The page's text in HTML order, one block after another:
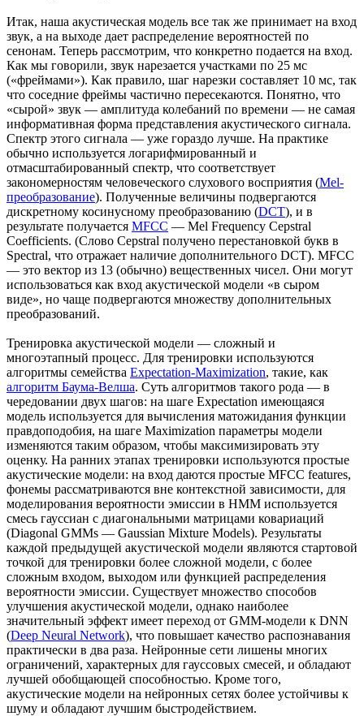
Итак, наша акустическая модель все так же принимает на вход
звук, а на выходе дает распределение вероятностей по
сенонам. Теперь рассмотрим, что конкретно подается на вход.
Как мы говорили, звук нарезается участками по 25 мс
(«фреймами»). Как правило, шаг нарезки составляет 10 мс, так
что соседние фреймы частично пересекаются. Понятно, что
«сырой» звук — амплитуда колебаний по времени — не самая
информативная форма представления акустического сигнала.
Спектр этого сигнала — уже гораздо лучше. На практике
обычно используется логарифмированный и
отмасштабированный спектр, что соответствует
закономерностям человеческого слухового восприятия (Mel-
преобразование). Полученные величины подвергаются
дискретному косинусному преобразованию (DCT), и в
результате получается MFCC — Mel Frequency Cepstral
Coefficients. (Слово Cepstral получено перестановкой букв в
Spectral, что отражает наличие дополнительного DCT). MFCC
— это вектор из 13 (обычно) вещественных чисел. Они могут
использоваться как вход акустической модели «в сыром
виде», но чаще подвергаются множеству дополнительных
преобразований.
Тренировка акустической модели — сложный и
многоэтапный процесс. Для тренировки используются
алгоритмы семейства Expectation-Maximization, такие, как
алгоритм Баума-Велша. Суть алгоритмов такого рода — в
чередовании двух шагов: на шаге Expectation имеющаяся
модель используется для вычисления матожидания функции
правдоподобия, на шаге Maximization параметры модели
изменяются таким образом, чтобы максимизировать эту
оценку. На ранних этапах тренировки используются простые
акустические модели: на вход даются простые MFCC features,
фонемы рассматриваются вне контекстной зависимости, для
моделирования вероятности эмиссии в HMM используется
смесь гауссиан с диагональными матрицами ковариаций
(Diagonal GMMs — Gaussian Mixture Models). Результаты
каждой предыдущей акустической модели являются стартовой
точкой для тренировки более сложной модели, с более
сложным входом, выходом или функцией распределения
вероятности эмиссии. Существует множество способов
улучшения акустической модели, однако наиболее
значительный эффект имеет переход от GMM-модели к DNN
(Deep Neural Network), что повышает качество распознавания
практически в два раза. Нейронные сети лишены многих
ограничений, характерных для гауссовых смесей, и обладают
лучшей обобщающей способностью. Кроме того,
акустические модели на нейронных сетях более устойчивы к
шуму и обладают лучшим быстродействием.